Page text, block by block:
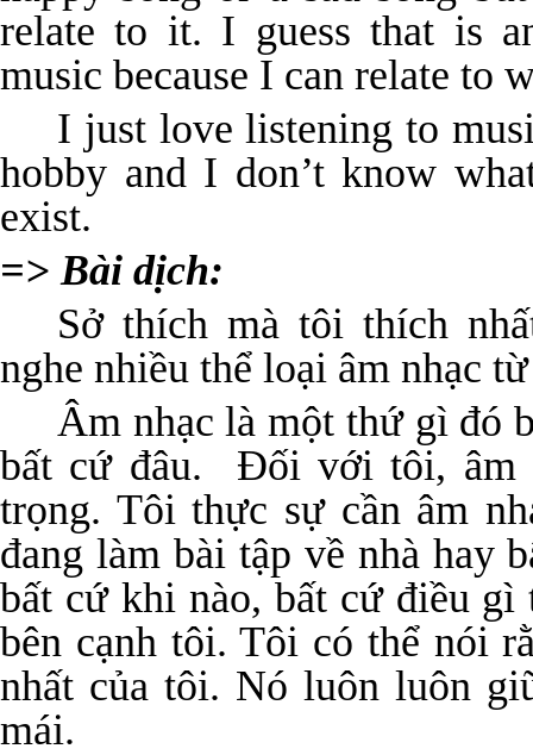
relate to it. I guess that is
music because I can relate to
I just love listening to
hobby and I don’t know
exist.
=> Bài dịch:
Sở thích mà tôi thích
nghe nhiều thể loại âm nhạc
Âm nhạc là một thứ gì đó
bất cứ đâu. Đối với tôi, âm
trọng. Tôi thực sự cần âm
đang làm bài tập về nhà hay
bất cứ khi nào, bất cứ điều
bên cạnh tôi. Tôi có thể nói
nhất của tôi. Nó luôn luôn
mái.